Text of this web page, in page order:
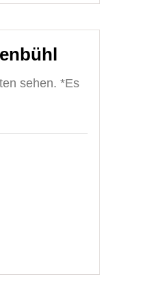
sehen. *Es